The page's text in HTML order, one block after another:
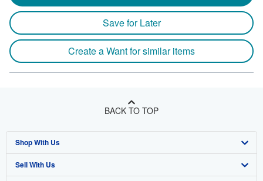
Save for Later
Create a Want for similar items
BACK TO TOP
Shop With Us
Advanced Search
Sell With Us